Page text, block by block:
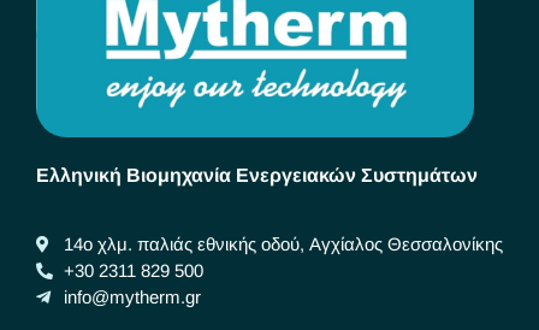
Ελληνική Βιομηχανία Ενεργειακών Συστημάτων
14ο χλμ. παλιάς εθνικής οδού, Αγχίαλος Θεσσαλονίκης
+30 2311 829 500
info@mytherm.gr